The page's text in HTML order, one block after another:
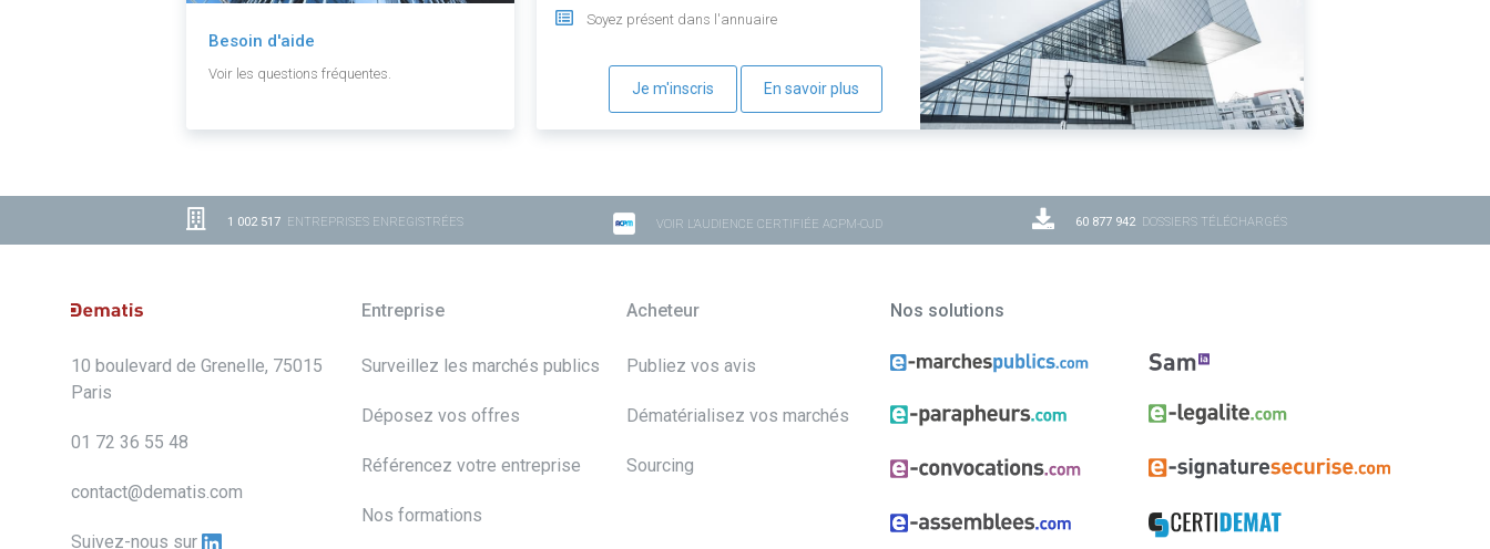
Besoin d'aide
Voir les questions fréquentes.
Soyez présent dans l'annuaire
Je m'inscris En savoir plus
1 002 517 ENTREPRISES ENREGISTRÉES VOIR L'AUDIENCE CERTIFIÉE ACPM-OJD 60 877 942DOSSIERS TÉLÉCHARGÉS
10 boulevard de Grenelle, 75015
Paris
01 72 36 55 48
contact@dematis.com
Suivez-nous sur
Entreprise
Surveillez les marchés publics
Déposez vos offres
Référencez votre entreprise
Nos formations
Acheteur
Publiez vos avis
Dématérialisez vos marchés
Sourcing
Nos solutions